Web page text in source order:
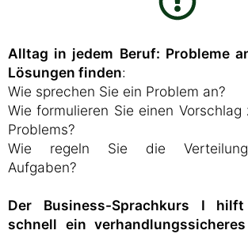
Alltag in jedem Beruf: Probleme
Lösungen finden:
Wie sprechen Sie ein Problem an?
Wie formulieren Sie einen Vorschlag
Problems?
Wie regeln Sie die Verteilung
Aufgaben?
Der Business-Sprachkurs I
schnell ein